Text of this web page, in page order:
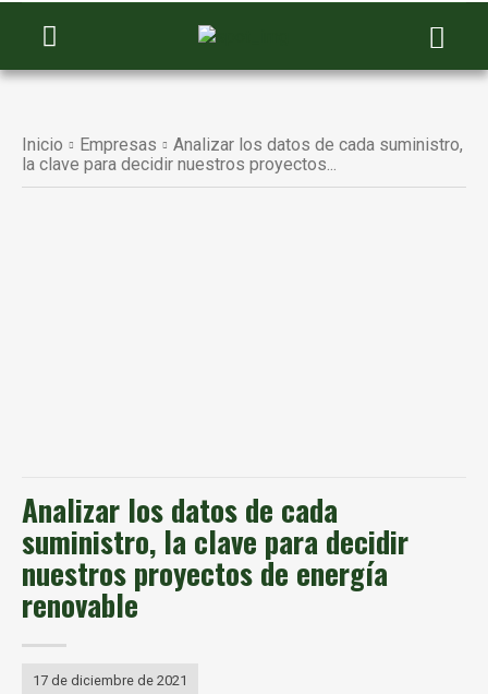
Inicio Empresas
Analizar los datos de cada suministro,
la clave para decidir nuestros proyectos...
Analizar los datos de cada
suministro, la clave para decidir
nuestros proyectos de energía
renovable
17 de diciembre de 2021